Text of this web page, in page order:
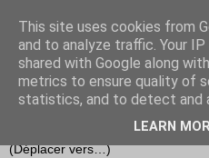
This site uses cookies from
and to analyze traffic. Your
shared with Google along
metrics to ensure quality of
statistics, and to detect and
LEARN